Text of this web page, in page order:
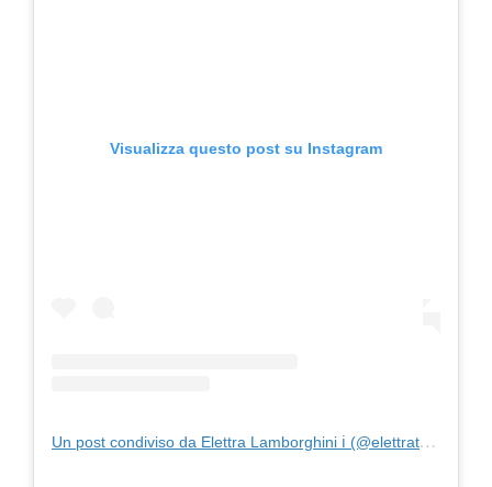
Visualizza questo post su Instagram
Un post condiviso da Elettra Lamborghini ℹ (@elettratequiero_)